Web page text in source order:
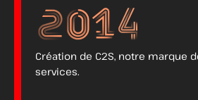
Création de C2S, notre marque
services.